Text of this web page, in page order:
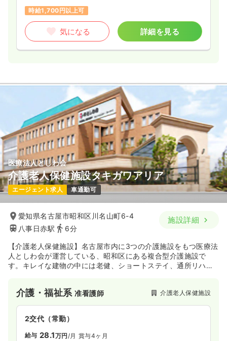
時給1,700円以上可
気になる 詳細を見る
医療法人としわ会
介護老人保健施設タキガワアリア
エージェント求人 車通勤可
愛知県名古屋市昭和区川名山町6-4
八事日赤駅
6分
施設詳細
【介護老人保健施設】名古屋市内に3つの介護施設をもつ医療法
人としわ会が運営している、昭和区にある複合型介護施設で
す。キレイな建物の中には老健、ショートステイ、通所リハビ
介護・福祉系准看護師 介護老人保健施設
2交代（常勤）
給与 28.1万円/月 賞与4ヶ月